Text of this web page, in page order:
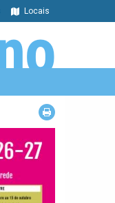
Locais